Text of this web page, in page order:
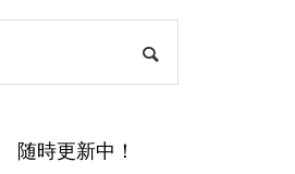
随時更新中！